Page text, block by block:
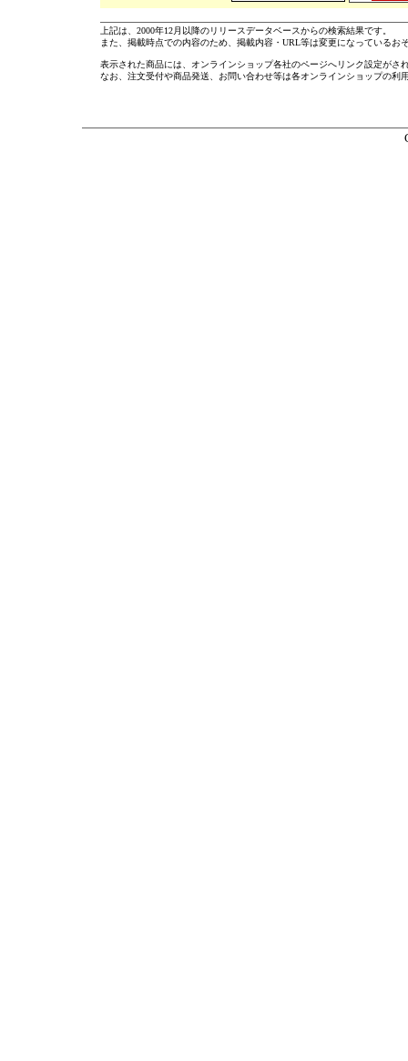
上記は、2000年12月以降のリリースデータベースからの検索結果です。
また、掲載時点での内容のため、掲載内容・URL等は変更になっているお
表示された商品には、オンラインショップ各社のページへリンク設定がさ
なお、注文受付や商品発送、お問い合わせ等は各オンラインショップの利